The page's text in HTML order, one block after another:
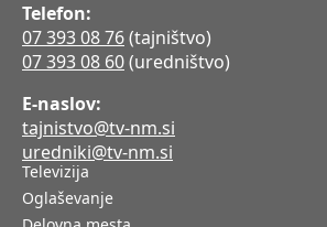
Telefon:
07 393 08 76(tajništvo)
07 393 08 60(uredništvo)
E-naslov:
tajnistvo@tv-nm.si
uredniki@tv-nm.si
Televizija
Oglaševanje